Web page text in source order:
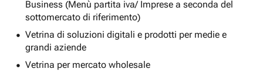
Business (Menù partita iva/ Imprese a seconda del
sottomercato di riferimento)
Vetrina di soluzioni digitali e prodotti per medie e
grandi aziende
Vetrina per mercato wholesale